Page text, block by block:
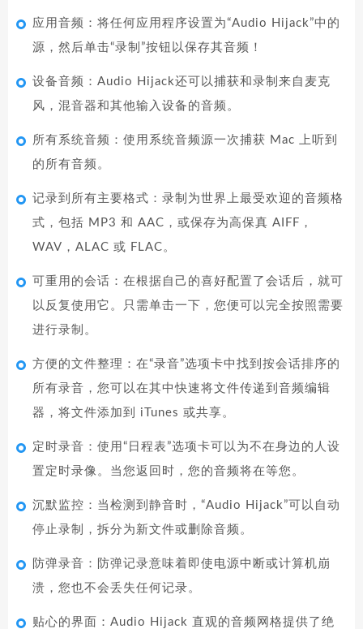
应用音频：将任何应用程序设置为“Audio Hijack”中的
源，然后单击“录制”按钮以保存其音频！
设备音频：Audio Hijack还可以捕获和录制来自麦克
风，混音器和其他输入设备的音频。
所有系统音频：使用系统音频源一次捕获 Mac 上听到
的所有音频。
记录到所有主要格式：录制为世界上最受欢迎的音频格
式，包括 MP3 和 AAC，或保存为高保真 AIFF，
WAV，ALAC 或 FLAC。
可重用的会话：在根据自己的喜好配置了会话后，就可
以反复使用它。只需单击一下，您便可以完全按照需要
进行录制。
方便的文件整理：在“录音”选项卡中找到按会话排序的
所有录音，您可以在其中快速将文件传递到音频编辑
器，将文件添加到 iTunes 或共享。
定时录音：使用“日程表”选项卡可以为不在身边的人设
置定时录像。当您返回时，您的音频将在等您。
沉默监控：当检测到静音时，“Audio Hijack”可以自动
停止录制，拆分为新文件或删除音频。
防弹录音：防弹记录意味着即使电源中断或计算机崩
溃，您也不会丢失任何记录。
贴心的界面：Audio Hijack 直观的音频网格提供了绝